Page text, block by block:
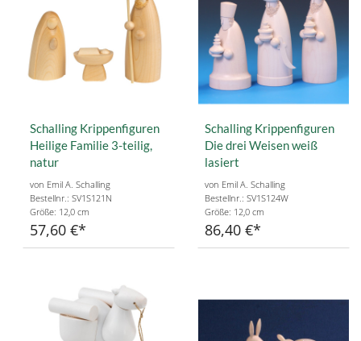
Schalling Krippenfiguren
Heilige Familie 3-teilig,
natur
von Emil A. Schalling
Bestellnr.: SV1S121N
Größe: 12,0 cm
57,60 €
Schalling Krippenfiguren
Die drei Weisen weiß
lasiert
von Emil A. Schalling
Bestellnr.: SV1S124W
Größe: 12,0 cm
86,40 €